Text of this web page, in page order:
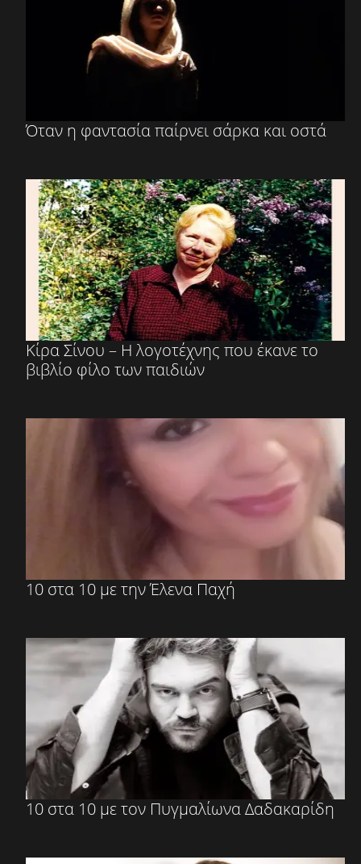
Όταν η φαντασία παίρνει σάρκα και οστά
Κίρα Σίνου – Η λογοτέχνης που έκανε το
βιβλίο φίλο των παιδιών
10 στα 10 με την Έλενα Παχή
10 στα 10 με τον Πυγμαλίωνα Δαδακαρίδη